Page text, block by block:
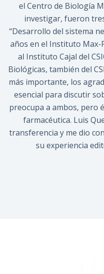
el Centro de Biología
investigar, fueron
“Desarrollo del sistema
años en el Instituto Max-
al Instituto Cajal del
Biológicas, también del
más importante, los
esencial para discutir
preocupa a ambos, pero
farmacéutica. Luis
transferencia y me dio
su experiencia